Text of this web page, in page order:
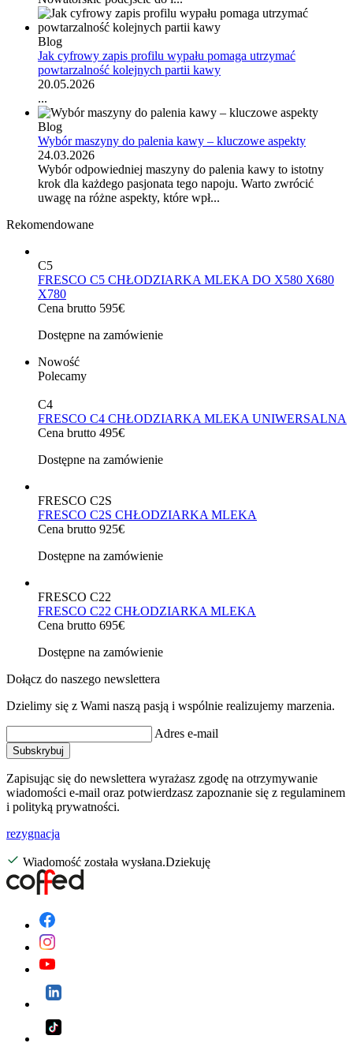
Blog
Jak cyfrowy zapis profilu wypału pomaga utrzymać
powtarzalność kolejnych partii kawy
20.05.2026
...
Blog
Wybór maszyny do palenia kawy – kluczowe aspekty
24.03.2026
Wybór odpowiedniej maszyny do palenia kawy to istotny
krok dla każdego pasjonata tego napoju. Warto zwrócić
uwagę na różne aspekty, które wpł...
Rekomendowane
C5
FRESCO C5 CHŁODZIARKA MLEKA DO X580 X680
X780
Cena brutto 595€
Dostępne na zamówienie
Nowość
Polecamy
C4
FRESCO C4 CHŁODZIARKA MLEKA UNIWERSALNA
Cena brutto 495€
Dostępne na zamówienie
FRESCO C2S
FRESCO C2S CHŁODZIARKA MLEKA
Cena brutto 925€
Dostępne na zamówienie
FRESCO C22
FRESCO C22 CHŁODZIARKA MLEKA
Cena brutto 695€
Dostępne na zamówienie
Dołącz do naszego newslettera
Dzielimy się z Wami naszą pasją i wspólnie realizujemy marzenia.
Adres e-mail
Subskrybuj
Zapisując się do newslettera wyrażasz zgodę na otrzymywanie
wiadomości e-mail oraz potwierdzasz zapoznanie się z regulaminem
i polityką prywatności.
rezygnacja
Wiadomość została wysłana.Dziekuję